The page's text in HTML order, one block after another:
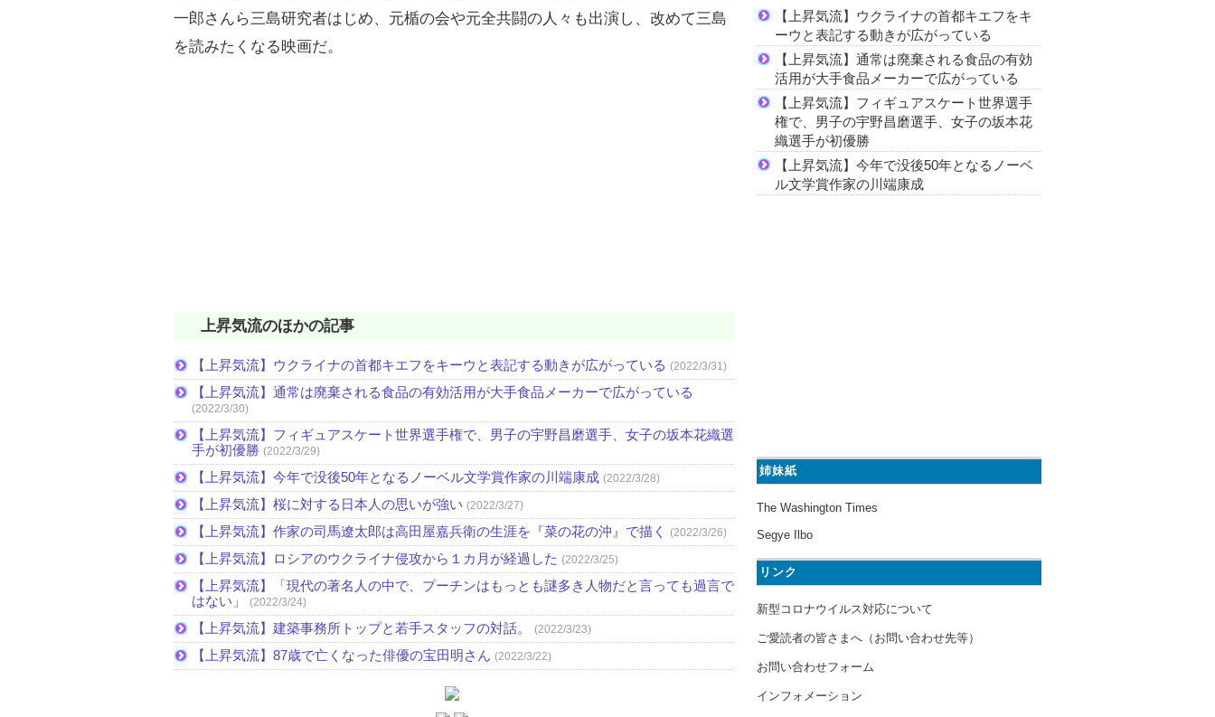
一郎さんら三島研究者はじめ、元楯の会や元全共闘の人々も出演し、改めて三島
を読みたくなる映画だ。
上昇気流のほかの記事
【上昇気流】ウクライナの首都キエフをキーウと表記する動きが広がっている (2022/3/31)
【上昇気流】通常は廃棄される食品の有効活用が大手食品メーカーで広がっている
(2022/3/30)
【上昇気流】フィギュアスケート世界選手権で、男子の宇野昌磨選手、女子の坂本花織選
手が初優勝 (2022/3/29)
【上昇気流】今年で没後50年となるノーベル文学賞作家の川端康成 (2022/3/28)
【上昇気流】桜に対する日本人の思いが強い (2022/3/27)
【上昇気流】作家の司馬遼太郎は高田屋嘉兵衛の生涯を『菜の花の沖』で描く (2022/3/26)
【上昇気流】ロシアのウクライナ侵攻から１カ月が経過した (2022/3/25)
【上昇気流】「現代の著名人の中で、プーチンはもっとも謎多き人物だと言っても過言で
はない」
(2022/3/24)
【上昇気流】建築事務所トップと若手スタッフの対話。 (2022/3/23)
【上昇気流】87歳で亡くなった俳優の宝田明さん (2022/3/22)
【上昇気流】ウクライナの首都キエフをキ
ーウと表記する動きが広がっている
【上昇気流】通常は廃棄される食品の有効
活用が大手食品メーカーで広がっている
【上昇気流】フィギュアスケート世界選手
権で、男子の宇野昌磨選手、女子の坂本花
織選手が初優勝
【上昇気流】今年で没後50年となるノーベ
ル文学賞作家の川端康成
姉妹紙
The Washington Times
Segye Ilbo
リンク
新型コロナウイルス対応について
ご愛読者の皆さまへ（お問い合わせ先等）
お問い合わせフォーム
インフォメーション